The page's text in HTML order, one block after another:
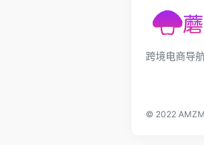
跨境电商导
© 2022